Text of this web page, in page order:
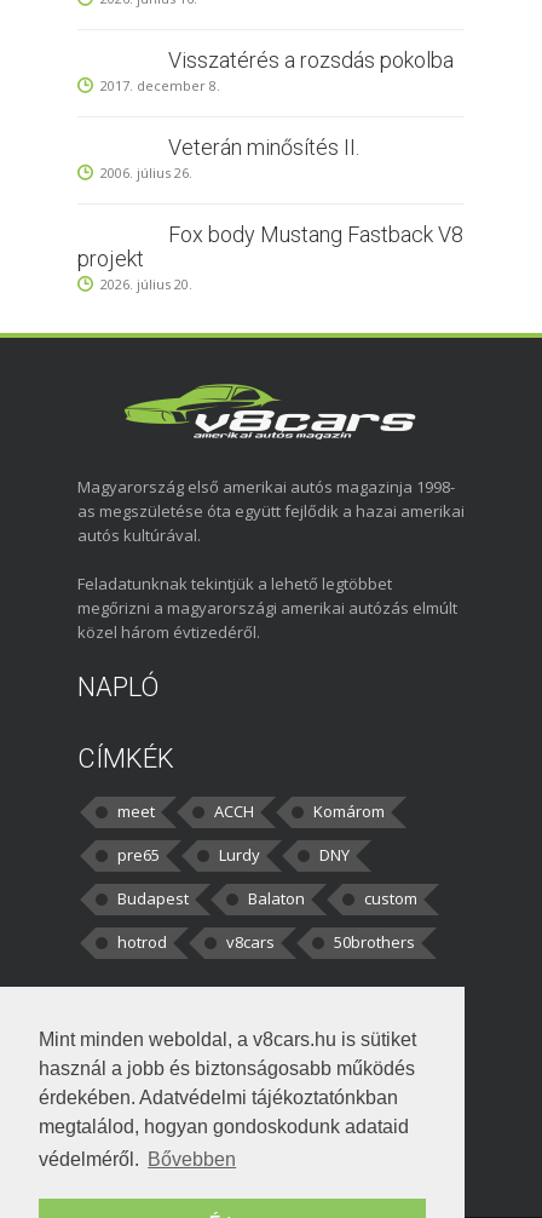
Mint minden weboldal, a v8cars.hu is sütiket
használ a jobb és biztonságosabb működés
érdekében. Adatvédelmi tájékoztatónkban
megtalálod, hogyan gondoskodunk adataid
védelméről. Bővebben
Visszatérés a rozsdás pokolba
2017. december 8.
Veterán minősítés II.
2006. július 26.
Fox body Mustang Fastback V8
projekt
2026. július 20.
Magyarország első amerikai autós magazinja 1998-
as megszületése óta együtt fejlődik a hazai amerikai
autós kultúrával.
Feladatunknak tekintjük a lehető legtöbbet
megőrizni a magyarországi amerikai autózás elmúlt
közel három évtizedéről.
NAPLÓ
CÍMKÉK
meet ACCH
Komárom
pre65
Lurdy
DNY
Budapest
Balaton
custom
hotrod
v8cars 50brothers
kortisz:Elszúrtam! Én csak két
darabbaal számoltam. Nem tudtam, hogy fél autót,
Béke: Tényleg nagyon jó kérdés volt
!fasza Örültem is nagyon, amikor